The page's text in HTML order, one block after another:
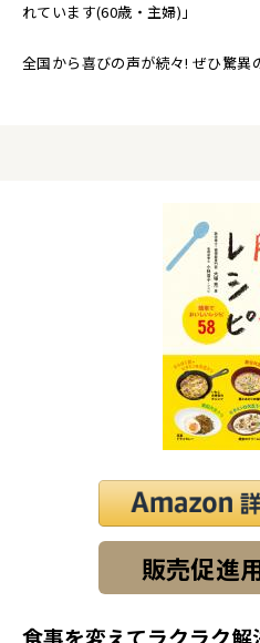
れています(60歳・主婦)」
全国から喜びの声が続々! ぜひ驚異
販売促進
食事を変えてラクラク